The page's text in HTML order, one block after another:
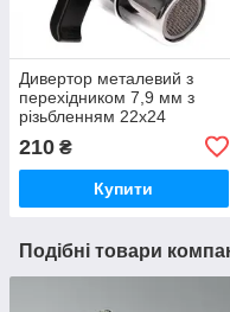
Дивертор металевий з
перехідником 7,9 мм з
різьбленням 22х24
210 ₴
Купити
Подібні товари